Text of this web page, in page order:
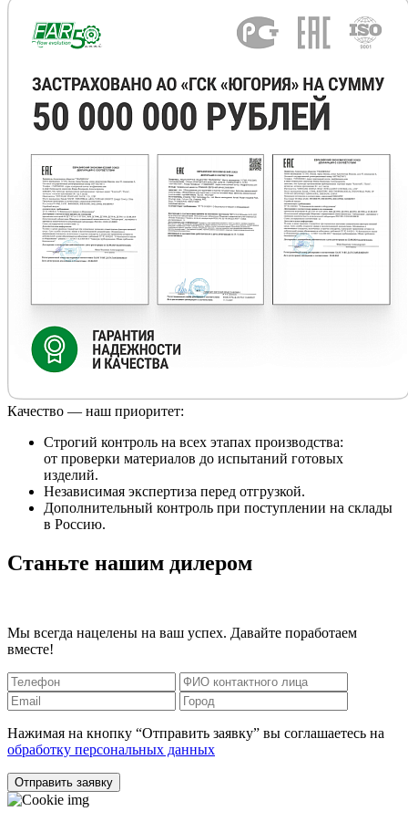
Качество — наш приоритет:
Строгий контроль на всех этапах производства:
от проверки материалов до испытаний готовых
изделий.
Независимая экспертиза перед отгрузкой.
Дополнительный контроль при поступлении на склады
в Россию.
Станьте нашим дилером
Мы всегда нацелены на ваш успех. Давайте поработаем
вместе!
Нажимая на кнопку “Отправить заявку” вы соглашаетесь на
обработку персональных данных
Отправить заявку